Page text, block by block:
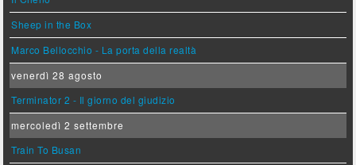
Sheep in the Box
Marco Bellocchio - La porta della realtà
venerdì 28 agosto
Terminator 2 - Il giorno del giudizio
mercoledì 2 settembre
Train To Busan